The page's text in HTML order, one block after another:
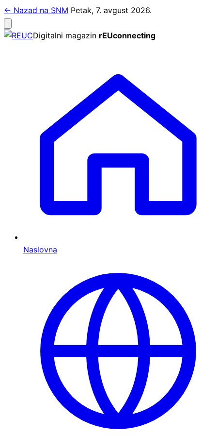
Pređi
na
sadržaj
← Nazad na SNM Petak, 7. avgust 2026.
meni
Digitalni magazin rEUconnecting
Naslovna